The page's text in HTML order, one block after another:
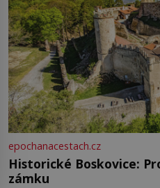
epochanacestach.cz
Historické Boskovice:
zámku